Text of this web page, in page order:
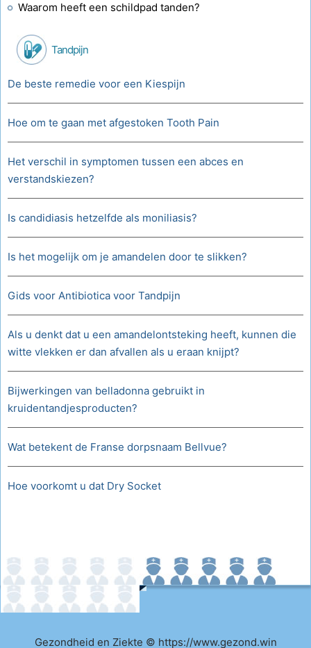
Waarom heeft een schildpad tanden?
Tandpijn
De beste remedie voor een Kiespijn
Hoe om te gaan met afgestoken Tooth Pain
Het verschil in symptomen tussen een abces en
verstandskiezen?
Is candidiasis hetzelfde als moniliasis?
Is het mogelijk om je amandelen door te slikken?
Gids voor Antibiotica voor Tandpijn
Als u denkt dat u een amandelontsteking heeft, kunnen die
witte vlekken er dan afvallen als u eraan knijpt?
Bijwerkingen van belladonna gebruikt in
kruidentandjesproducten?
Wat betekent de Franse dorpsnaam Bellvue?
Hoe voorkomt u dat Dry Socket
Gezondheid en Ziekte © https://www.gezond.win